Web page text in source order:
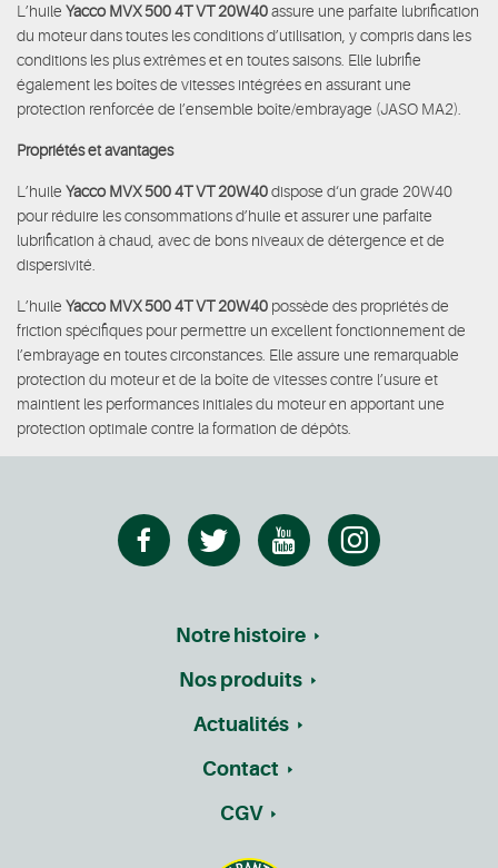
L’huile Yacco MVX 500 4T VT 20W40assure une parfaite lubrification
du moteur dans toutes les conditions d’utilisation, y compris dans les
conditions les plus extrêmes et en toutes saisons. Elle lubrifie
également les boîtes de vitesses intégrées en assurant une
protection renforcée de l’ensemble boîte/embrayage (JASO MA2).
Propriétés et avantages
L’huile Yacco MVX 500 4T VT 20W40dispose d‘un grade 20W40
pour réduire les consommations d’huile et assurer une parfaite
lubrification à chaud, avec de bons niveaux de détergence et de
dispersivité.
L’huile Yacco MVX 500 4T VT 20W40 possède des propriétés de
friction spécifiques pour permettre un excellent fonctionnement de
l’embrayage en toutes circonstances. Elle assure une remarquable
protection du moteur et de la boîte de vitesses contre l’usure et
maintient les performances initiales du moteur en apportant une
protection optimale contre la formation de dépôts.
Notre histoire
Nos produits
Actualités
Contact
CGV